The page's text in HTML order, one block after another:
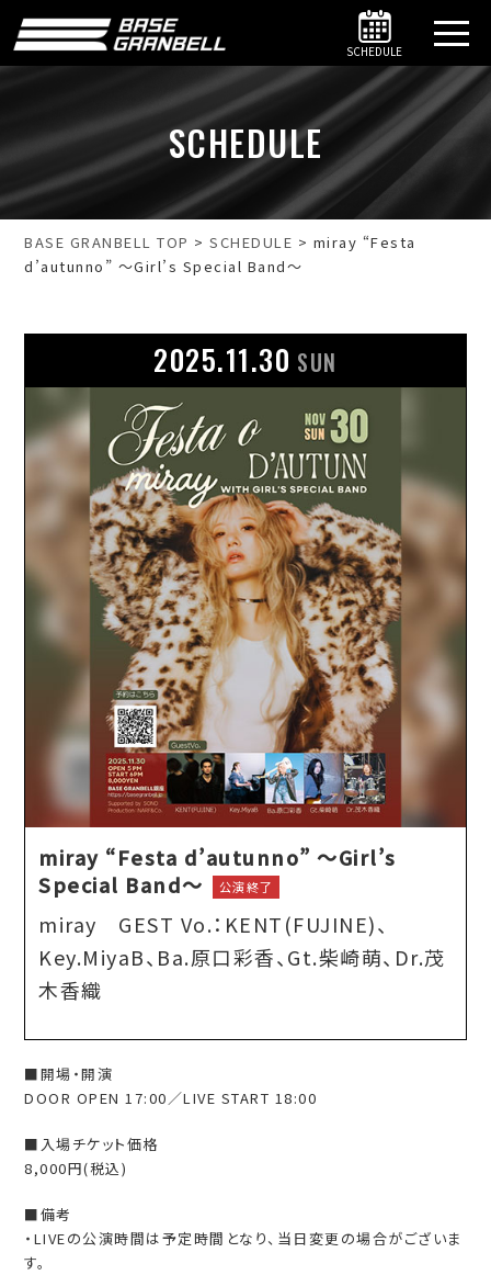
SCHEDULE
SCHEDULE
BASE GRANBELL TOP >SCHEDULE > miray “Festa
d’autunno” ～Girl’s Special Band～
2025.11.30 SUN
miray “Festa d’autunno” ～Girl’s
Special Band～
公演終了
miray GEST Vo.：KENT(FUJINE)、
Key.MiyaB、Ba.原口彩香、Gt.柴崎萌、Dr.茂
木香織
■開場・開演
DOOR OPEN 17:00／LIVE START 18:00
■入場チケット価格
8,000円(税込)
■備考
・LIVEの公演時間は予定時間となり、当日変更の場合がございま
す。